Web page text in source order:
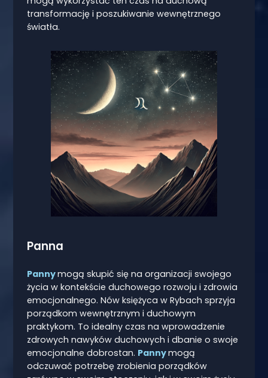
transformację i poszukiwanie wewnętrznego
światła.
Panna
Pannymogą skupić się na organizacji swojego
życia w kontekście duchowego rozwoju i zdrowia
emocjonalnego. Nów księżyca w Rybach sprzyja
porządkom wewnętrznym i duchowym
praktykom. To idealny czas na wprowadzenie
zdrowych nawyków duchowych i dbanie o swoje
emocjonalne dobrostan. Pannymogą
odczuwać potrzebę zrobienia porządków